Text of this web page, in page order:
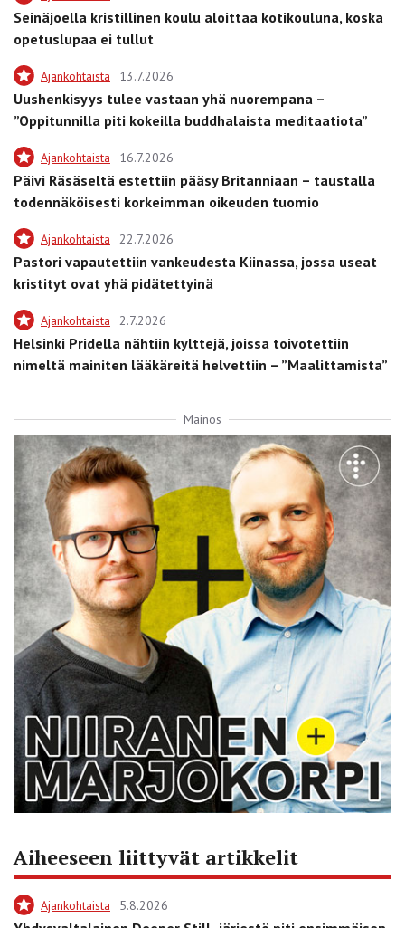
Seinäjoella kristillinen koulu aloittaa kotikouluna, koska
opetuslupaa ei tullut
Ajankohtaista 13.7.2026
Uushenkisyys tulee vastaan yhä nuorempana –
”Oppitunnilla piti kokeilla buddhalaista meditaatiota”
Ajankohtaista 16.7.2026
Päivi Räsäseltä estettiin pääsy Britanniaan – taustalla
todennäköisesti korkeimman oikeuden tuomio
Ajankohtaista 22.7.2026
Pastori vapautettiin vankeudesta Kiinassa, jossa useat
kristityt ovat yhä pidätettyinä
Ajankohtaista 2.7.2026
Helsinki Pridella nähtiin kylttejä, joissa toivotettiin
nimeltä mainiten lääkäreitä helvettiin – ”Maalittamista”
Mainos
Aiheeseen liittyvät artikkelit
Ajankohtaista 5.8.2026